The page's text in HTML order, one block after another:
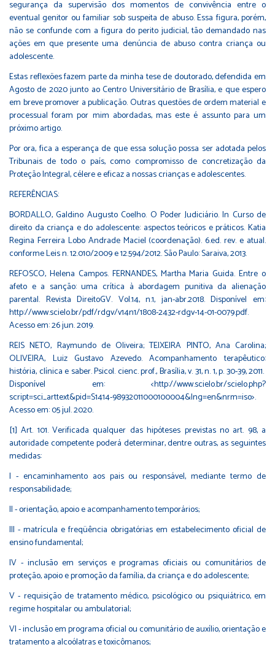
segurança da supervisão dos momentos de convivência entre o
eventual genitor ou familiar sob suspeita de abuso. Essa figura, porém,
não se confunde com a figura do perito judicial, tão demandado nas
ações em que presente uma denúncia de abuso contra criança ou
adolescente.
Estas reflexões fazem parte da minha tese de doutorado, defendida em
Agosto de 2020 junto ao Centro Universitário de Brasília, e que espero
em breve promover a publicação. Outras questões de ordem material e
processual foram por mim abordadas, mas este é assunto para um
próximo artigo.
Por ora, fica a esperança de que essa solução possa ser adotada pelos
Tribunais de todo o país, como compromisso de concretização da
Proteção Integral, célere e eficaz a nossas crianças e adolescentes.
REFERÊNCIAS:
BORDALLO, Galdino Augusto Coelho. O Poder Judiciário. In Curso de
direito da criança e do adolescente: aspectos teóricos e práticos. Katia
Regina Ferreira Lobo Andrade Maciel (coordenação). 6.ed. rev. e atual.
conforme Leis n. 12.010/2009 e 12.594/2012. São Paulo: Saraiva, 2013.
REFOSCO, Helena Campos. FERNANDES, Martha Maria Guida. Entre o
afeto e a sanção: uma crítica à abordagem punitiva da alienação
parental. Revista DireitoGV. Vol.14, n.1, jan-abr.2018. Disponível em:
http://www.scielo.br/pdf/rdgv/v14n1/1808-2432-rdgv-14-01-0079.pdf.
Acesso em: 26 jun. 2019.
REIS NETO, Raymundo de Oliveira; TEIXEIRA PINTO, Ana Carolina;
OLIVEIRA, Luiz Gustavo Azevedo. Acompanhamento terapêutico:
história, clínica e saber. Psicol. cienc. prof., Brasília, v. 31, n. 1, p. 30-39, 2011.
Disponível em: <http://www.scielo.br/scielo.php?
script=sci_arttext&pid=S1414-98932011000100004&lng=en&nrm=iso>.
Acesso em: 05 jul. 2020.
[1] Art. 101. Verificada qualquer das hipóteses previstas no art. 98, a
autoridade competente poderá determinar, dentre outras, as seguintes
medidas:
I - encaminhamento aos pais ou responsável, mediante termo de
responsabilidade;
II - orientação, apoio e acompanhamento temporários;
III - matrícula e freqüência obrigatórias em estabelecimento oficial de
ensino fundamental;
IV - inclusão em serviços e programas oficiais ou comunitários de
proteção, apoio e promoção da família, da criança e do adolescente;
V - requisição de tratamento médico, psicológico ou psiquiátrico, em
regime hospitalar ou ambulatorial;
VI - inclusão em programa oficial ou comunitário de auxílio, orientação e
tratamento a alcoólatras e toxicômanos;